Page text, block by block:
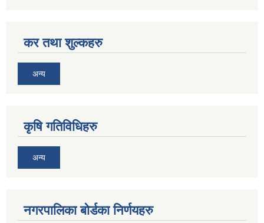
कर तथा शुल्कहरु
अन्य
कृषि गतिविधिहरु
अन्य
नगरपालिका बोर्डका निर्णयहरु